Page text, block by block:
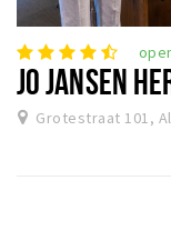
JO JANSEN
Grotestraat 101,